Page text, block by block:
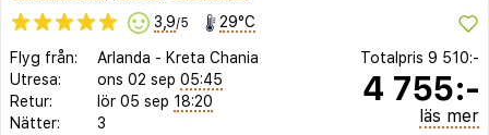
3,9/5 29°C
Flyg från: Arlanda - Kreta Chania
Utresa:
ons 02 sep 05:45
Retur:
lör 05 sep 18:20
Nätter:
3
Totalpris 9 510:-
4 755:-
läs mer